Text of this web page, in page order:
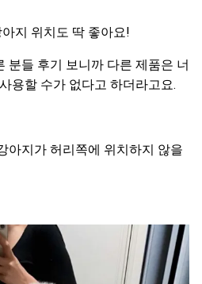
지 위치도 딱 좋아요!
분들 후기 보니까 다른 제품은 너
용할 수가 없다고 하더라고요.
아지가 허리쪽에 위치하지 않을